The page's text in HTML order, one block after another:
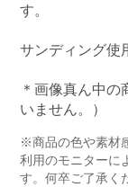
す。
サンディング使
＊画像真ん中
いません。）
※商品の色や素材
利用のモニターに
す。何卒ご了承く